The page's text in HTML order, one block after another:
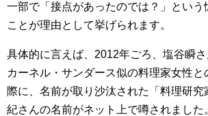
一部で「接点があったのでは？」という
ことが理由として挙げられます。
具体的に言えば、2012年ごろ、塩谷瞬
カーネル・サンダース似の料理家女性と
際に、名前が取り沙汰された「料理研究
紀さんの名前がネット上で噂されました